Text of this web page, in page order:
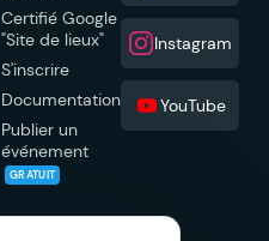
Certifié Google
"Site de lieux"
S'inscrire
Documentation
Publier un
événement
GRATUIT
Instagram
YouTube